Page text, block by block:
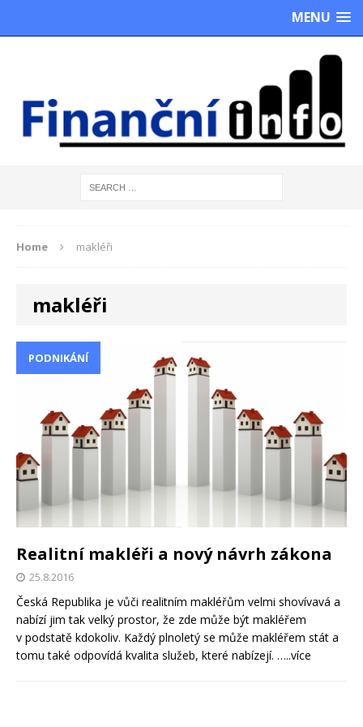
MENU
Home makléři
makléři
PODNIKÁNÍ
Realitní makléři a nový návrh zákona
25.8.2016
Česká Republika je vůči realitním makléřům velmi shovívavá a
nabízí jim tak velký prostor, že zde může být makléřem
v podstatě kdokoliv. Každý plnoletý se může makléřem stát a
tomu také odpovídá kvalita služeb, které nabízejí. …..více